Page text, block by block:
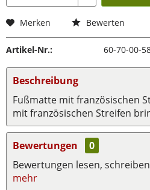
Merken Bewerten
Artikel-Nr.: 60-70-00-
Beschreibung
Fußmatte mit französischen
mit französischen Streifen
Bewertungen
0
Bewertungen lesen,
mehr